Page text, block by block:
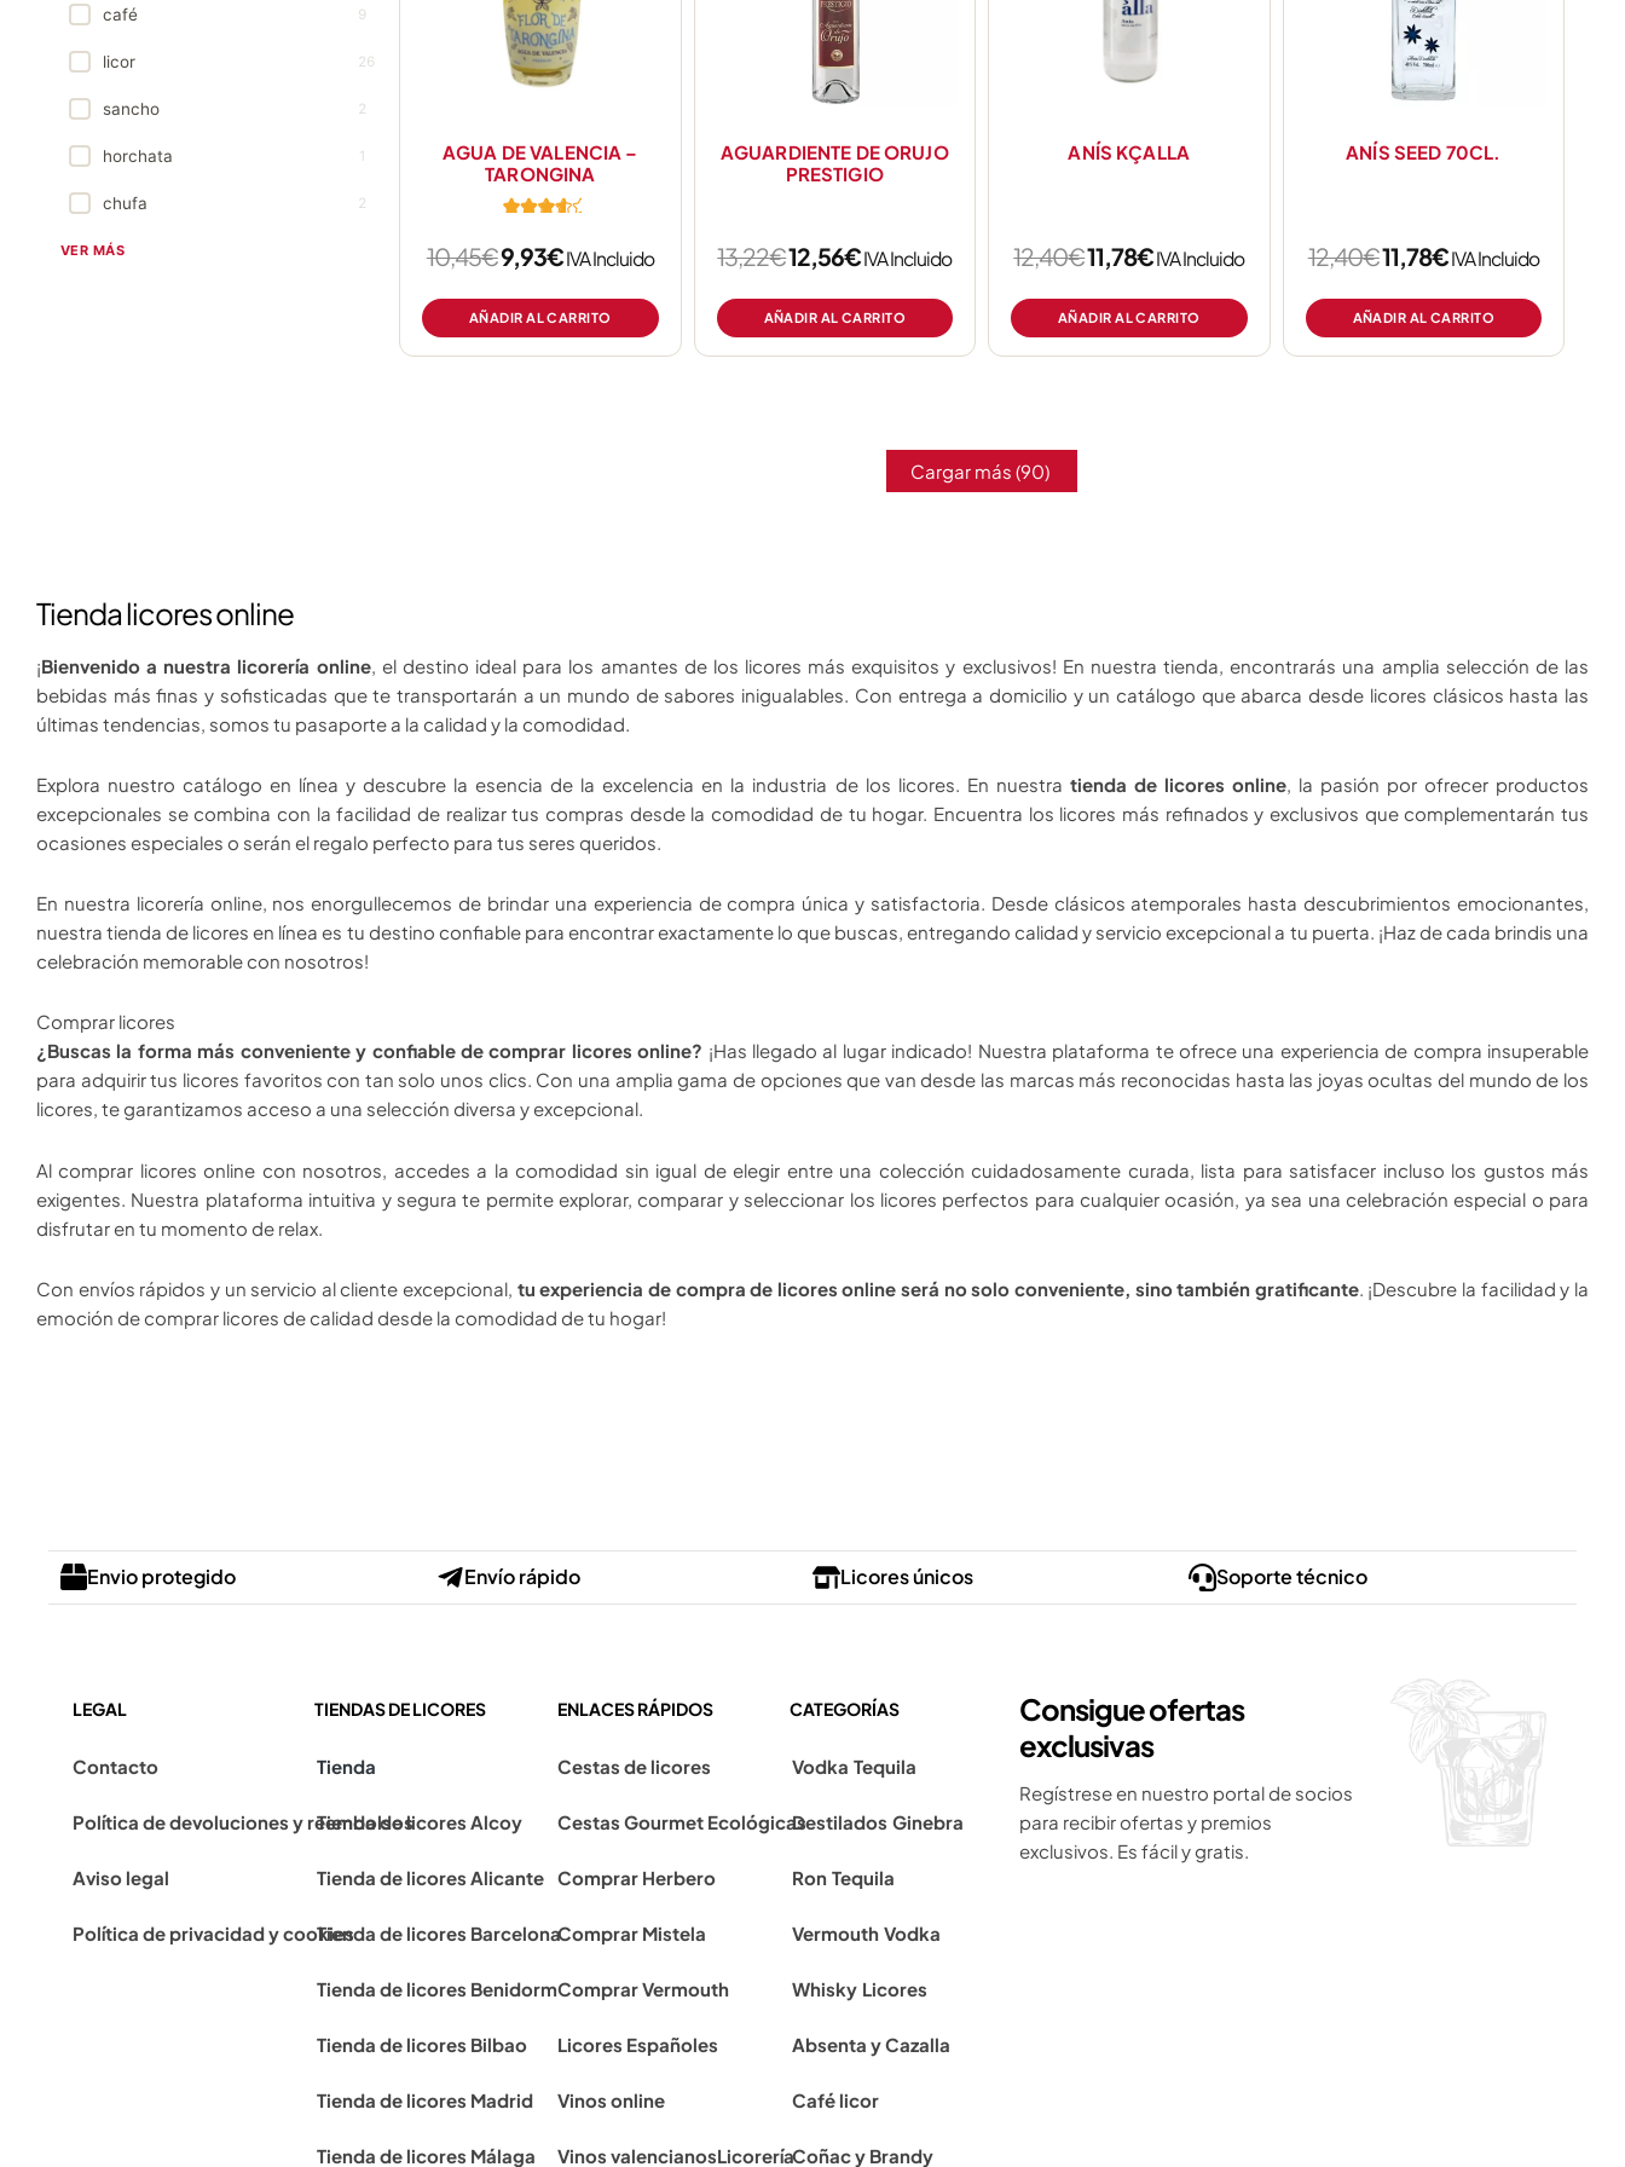
café 9
licor 26
sancho 2
horchata 1
chufa 2
VER MÁS
AGUA DE VALENCIA –
TARONGINA
de 5
10,45€9,93€IVA Incluido
AÑADIR AL CARRITO
AGUARDIENTE DE ORUJO
PRESTIGIO
13,22€12,56€IVA Incluido
AÑADIR AL CARRITO
ANÍS KÇALLA
12,40€11,78€IVA Incluido
AÑADIR AL CARRITO
ANÍS SEED 70CL.
12,40€11,78€IVA Incluido
AÑADIR AL CARRITO
Cargar más (90)
Tienda licores online
¡Bienvenido a nuestra licorería online, el destino ideal para los amantes de los licores más exquisitos y exclusivos! En nuestra tienda, encontrarás una amplia selección de las
bebidas más finas y sofisticadas que te transportarán a un mundo de sabores inigualables. Con entrega a domicilio y un catálogo que abarca desde licores clásicos hasta las
últimas tendencias, somos tu pasaporte a la calidad y la comodidad.
Explora nuestro catálogo en línea y descubre la esencia de la excelencia en la industria de los licores. En nuestra tienda de licores online, la pasión por ofrecer productos
excepcionales se combina con la facilidad de realizar tus compras desde la comodidad de tu hogar. Encuentra los licores más refinados y exclusivos que complementarán tus
ocasiones especiales o serán el regalo perfecto para tus seres queridos.
En nuestra licorería online, nos enorgullecemos de brindar una experiencia de compra única y satisfactoria. Desde clásicos atemporales hasta descubrimientos emocionantes,
nuestra tienda de licores en línea es tu destino confiable para encontrar exactamente lo que buscas, entregando calidad y servicio excepcional a tu puerta. ¡Haz de cada brindis una
celebración memorable con nosotros!
Comprar licores
¿Buscas la forma más conveniente y confiable de comprar licores online? ¡Has llegado al lugar indicado! Nuestra plataforma te ofrece una experiencia de compra insuperable
para adquirir tus licores favoritos con tan solo unos clics. Con una amplia gama de opciones que van desde las marcas más reconocidas hasta las joyas ocultas del mundo de los
licores, te garantizamos acceso a una selección diversa y excepcional.
Al comprar licores online con nosotros, accedes a la comodidad sin igual de elegir entre una colección cuidadosamente curada, lista para satisfacer incluso los gustos más
exigentes. Nuestra plataforma intuitiva y segura te permite explorar, comparar y seleccionar los licores perfectos para cualquier ocasión, ya sea una celebración especial o para
disfrutar en tu momento de relax.
Con envíos rápidos y un servicio al cliente excepcional, tu experiencia de compra de licores online será no solo conveniente, sino también gratificante. ¡Descubre la facilidad y la
emoción de comprar licores de calidad desde la comodidad de tu hogar!
Envio protegido Envío rápido Licores únicos Soporte técnico
LEGAL
Contacto
Política de devoluciones y reembolsos
Aviso legal
Política de privacidad y cookies
TIENDAS DE LICORES
Tienda
Tienda de licores Alcoy
Tienda de licores Alicante
Tienda de licores Barcelona
Tienda de licores Benidorm
Tienda de licores Bilbao
Tienda de licores Madrid
Tienda de licores Málaga
ENLACES RÁPIDOS
Cestas de licores
Cestas Gourmet Ecológicas
Comprar Herbero
Comprar Mistela
Comprar Vermouth
Licores Españoles
Vinos online
Vinos valencianosLicorería
CATEGORÍAS
Vodka Tequila
Destilados Ginebra
Ron Tequila
Vermouth Vodka
Whisky Licores
Absenta y Cazalla
Café licor
Coñac y Brandy
Consigue ofertas
exclusivas
Regístrese en nuestro portal de socios
para recibir ofertas y premios
exclusivos. Es fácil y gratis.